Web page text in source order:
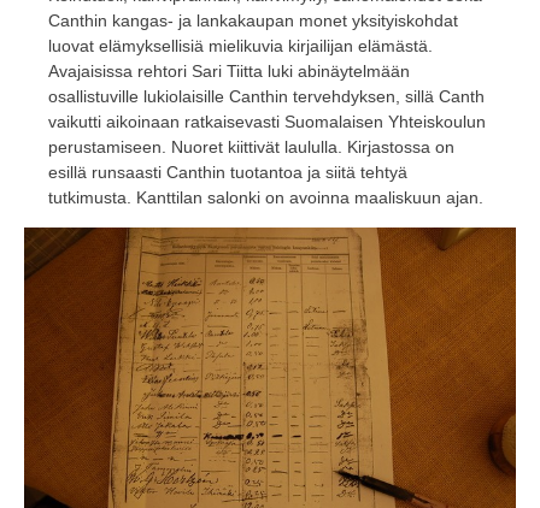
Canthin kangas- ja lankakaupan monet yksityiskohdat
luovat elämyksellisiä mielikuvia kirjailijan elämästä.
Avajaisissa rehtori Sari Tiitta luki abinäytelmään
osallistuville lukiolaisille Canthin tervehdyksen, sillä Canth
vaikutti aikoinaan ratkaisevasti Suomalaisen Yhteiskoulun
perustamiseen. Nuoret kiittivät laululla. Kirjastossa on
esillä runsaasti Canthin tuotantoa ja siitä tehtyä
tutkimusta. Kanttilan salonki on avoinna maaliskuun ajan.